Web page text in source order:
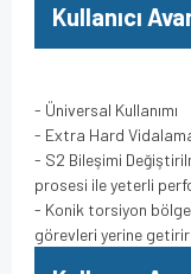
Kullanıcı
- Üniversal Kullanımı
- Extra Hard
- S2 Bileşimi
prosesi ile yeterli
- Konik torsiyon
görevleri yerine getirir